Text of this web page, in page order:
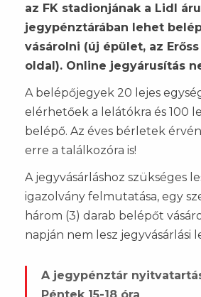
az FK stadionjának a Lidl
jegypénztárában lehet
vásárolni (új épület, az
oldal). Online jegyárusítás
A belépőjegyek 20 lejes
elérhetőek a lelátókra és 100
belépő. Az éves bérletek
erre a találkozóra is!
A jegyvásárláshoz szükséges
igazolvány felmutatása, egy
három (3) darab belépőt
napján nem lesz jegyvásárlási
A jegypénztár